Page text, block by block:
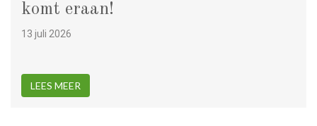
komt eraan!
13 juli 2026
LEES MEER